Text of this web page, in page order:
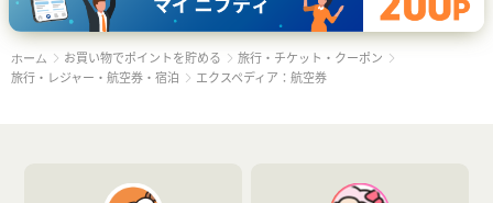
ホーム お買い物でポイントを貯める
旅行・チケット・クーポン
旅行・レジャー・航空券・宿泊
エクスペディア：航空券